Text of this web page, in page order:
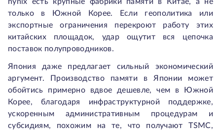
только в Южной Корее. Если геополитика или
экспортные ограничения перекроют работу этих
китайских площадок, удар ощутит вся цепочка
поставок полупроводников.
Япония даже предлагает сильный экономический
аргумент. Производство памяти в Японии может
обойтись примерно вдвое дешевле, чем в Южной
Корее, благодаря инфраструктурной поддержке,
ускоренным административным процедурам и
субсидиям, похожим на те, что получают TSMC,